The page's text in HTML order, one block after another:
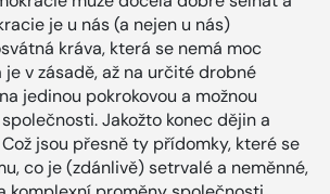
je u nás (a nejen u nás)
kráva, která se nemá moc
v zásadě, až na určité drobné
jedinou pokrokovou a možnou
Jakožto konec dějin a
jsou přesně ty přídomky, které se
co je (zdánlivě) setrvalé a neměnné,